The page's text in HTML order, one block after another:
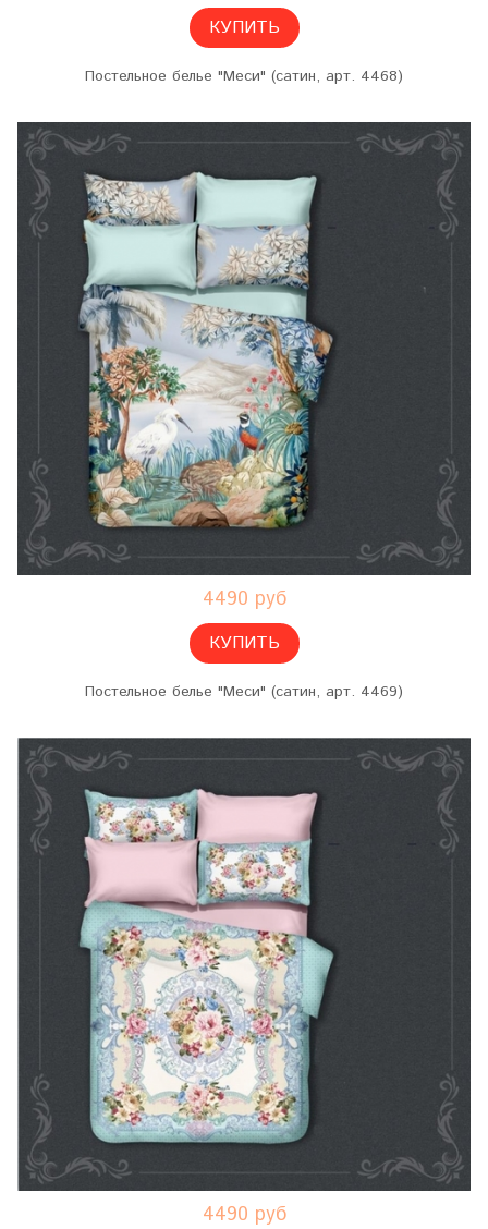
КУПИТЬ
Постельное белье "Меси" (сатин, арт. 4468)
4490 руб
КУПИТЬ
Постельное белье "Меси" (сатин, арт. 4469)
4490 руб